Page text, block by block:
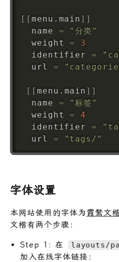
[ [ menu.main ] ]
  name
=
"分类"
  weight
=
3
  identifier
=
  url
=
[ [ menu.main ] ]
  name
=
"标签"
  weight
=
4
  identifier
=
  url
= "tags/"
字体设置
本网站使用的字体为 霞鹜文
文楷有两个步骤：
Step 1: 在 layouts/
加入在线字体链接：